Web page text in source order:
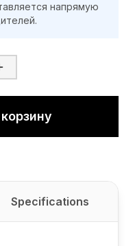
напрямую
Specifications